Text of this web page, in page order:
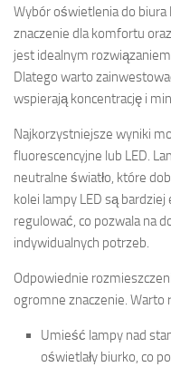
Wybór oświetlenia do biura
znaczenie dla komfortu
jest idealnym
Dlatego warto
wspierają koncentrację i
Najkorzystniejsze wyniki
fluorescencyjne lub LED.
neutralne światło, które
kolei lampy LED są
regulować, co pozwala na
indywidualnych potrzeb.
Odpowiednie
ogromne znaczenie. Warto
Umieść lampy nad
oświetlały biurko, co